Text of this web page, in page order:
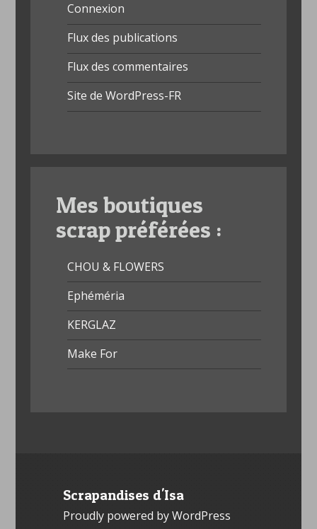
Connexion
Flux des publications
Flux des commentaires
Site de WordPress-FR
Mes boutiques
scrap préférées :
CHOU & FLOWERS
Ephéméria
KERGLAZ
Make For
Scrapandises d'Isa
Proudly powered by WordPress